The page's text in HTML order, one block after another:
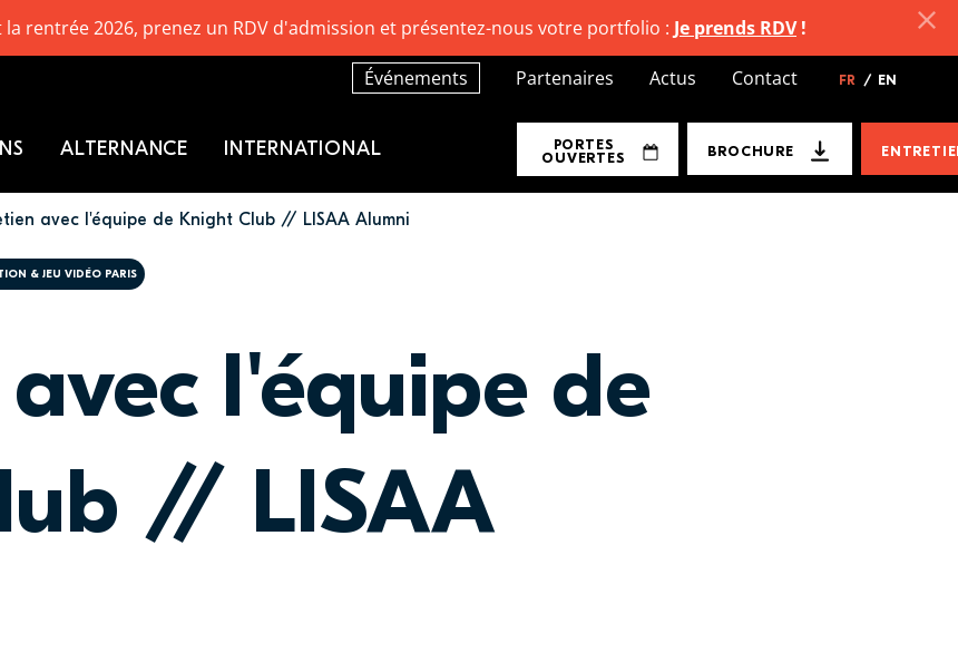
avec l'équipe de Knight Club // LISAA Alumni
& JEU VIDÉO PARIS
l'équipe de
// LISAA
Événements Partenaires Actus Contact FR / EN
PORTES
OUVERTES
BROCHURE
ALTERNANCE INTERNATIONAL
la rentrée 2026, prenez un RDV d'admission et présentez-nous votre portfolio : Je prends RDV!